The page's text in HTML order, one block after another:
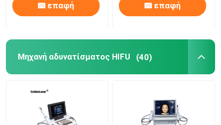
επαφή επαφή
Μηχανή αδυνατίσματος HIFU (40)